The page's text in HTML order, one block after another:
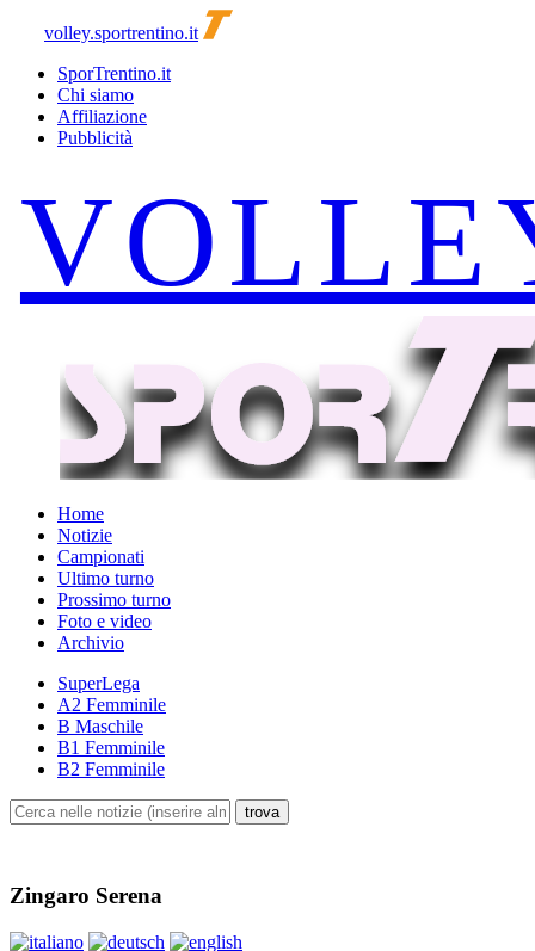
volley.sportrentino.it
SporTrentino.it
Chi siamo
Affiliazione
Pubblicità
Home
Notizie
Campionati
Ultimo turno
Prossimo turno
Foto e video
Archivio
SuperLega
A2 Femminile
B Maschile
B1 Femminile
B2 Femminile
Zingaro Serena